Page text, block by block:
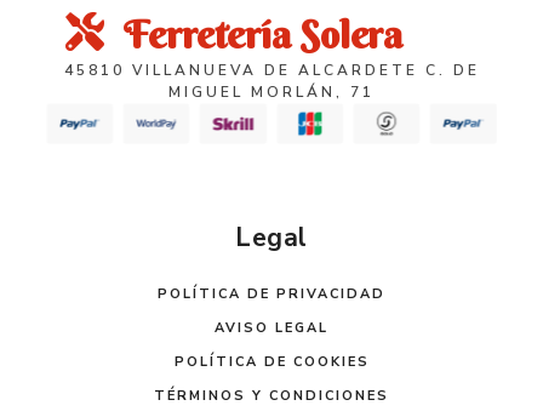
Ferretería Solera
45810 VILLANUEVA DE ALCARDETE C. DE
MIGUEL MORLÁN, 71
Legal
POLÍTICA DE PRIVACIDAD
AVISO LEGAL
POLÍTICA DE COOKIES
TÉRMINOS Y CONDICIONES